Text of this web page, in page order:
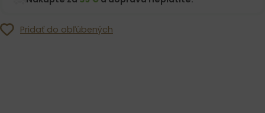
Pridať do obľúbených